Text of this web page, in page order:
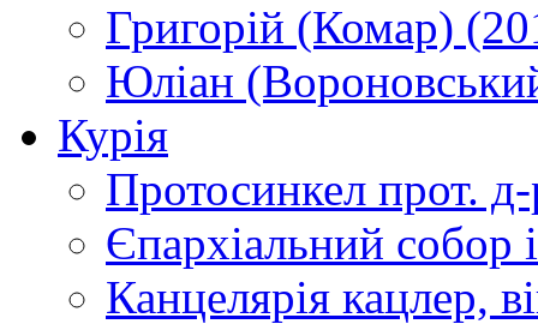
Григорій (Комар)
Юліан
Курія
Протосинкел прот.
Єпархіальний собор
Канцелярія кацлер,